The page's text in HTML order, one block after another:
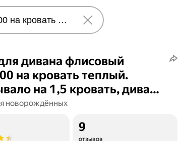
дивана флисовый
на кровать теплый.
на 1,5 кровать, диван
новорождённых
9
отзывов